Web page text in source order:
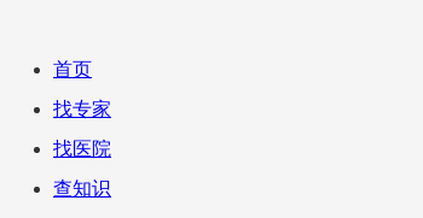
首页
找专家
找医院
查知识